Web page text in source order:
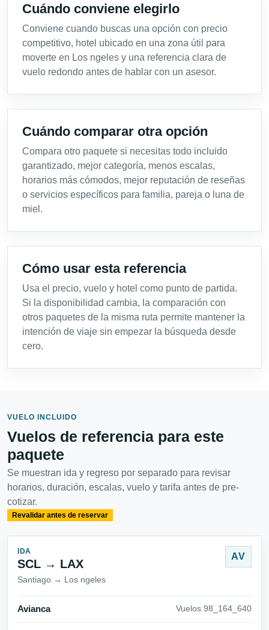
Cuándo conviene elegirlo
Conviene cuando buscas una opción con precio
competitivo, hotel ubicado en una zona útil para
moverte en Los ngeles y una referencia clara de
vuelo redondo antes de hablar con un asesor.
Cuándo comparar otra opción
Compara otro paquete si necesitas todo incluido
garantizado, mejor categoría, menos escalas,
horarios más cómodos, mejor reputación de reseñas
o servicios específicos para familia, pareja o luna de
miel.
Cómo usar esta referencia
Usa el precio, vuelo y hotel como punto de partida.
Si la disponibilidad cambia, la comparación con
otros paquetes de la misma ruta permite mantener la
intención de viaje sin empezar la búsqueda desde
cero.
VUELO INCLUIDO
Vuelos de referencia para este
paquete
Se muestran ida y regreso por separado para revisar
horarios, duración, escalas, vuelo y tarifa antes de pre-
cotizar.
Revalidar antes de reservar
IDA
SCL → LAX
Santiago → Los ngeles
AV
Avianca Vuelos 98_164_640